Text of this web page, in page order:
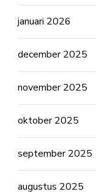
januari 2026
december 2025
november 2025
oktober 2025
september 2025
augustus 2025